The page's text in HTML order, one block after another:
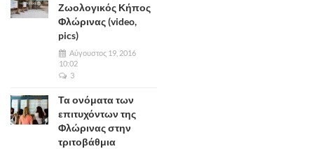
Ζωολογικός Κήπος
Φλώρινας (video,
pics)
Αύγουστος 19, 2016
10:02
3
Τα ονόματα των
επιτυχόντων της
Φλώρινας στην
τριτοβάθμια